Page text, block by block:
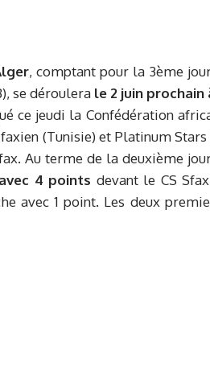
, comptant pour la 3ème
se déroulera le 2 juin prochain
ce jeudi la Confédération
(Tunisie) et Platinum
Au terme de la deuxième
4 points devant le CS
avec 1 point. Les deux